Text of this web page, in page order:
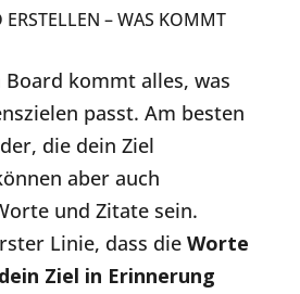
– WAS KOMMT
kommt alles, was
passt. Am besten
die dein Ziel
aber auch
und Zitate sein.
Linie, dass die Worte
Ziel in Erinnerung